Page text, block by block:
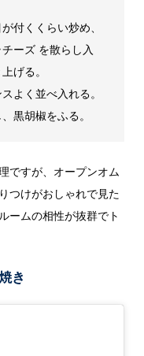
付くくらい炒め、
ーズ を散らし入
げる。
よく並べ入れる。
黒胡椒をふる。
ですが、オープンオム
つけがおしゃれで見た
ームの相性が抜群でト
き